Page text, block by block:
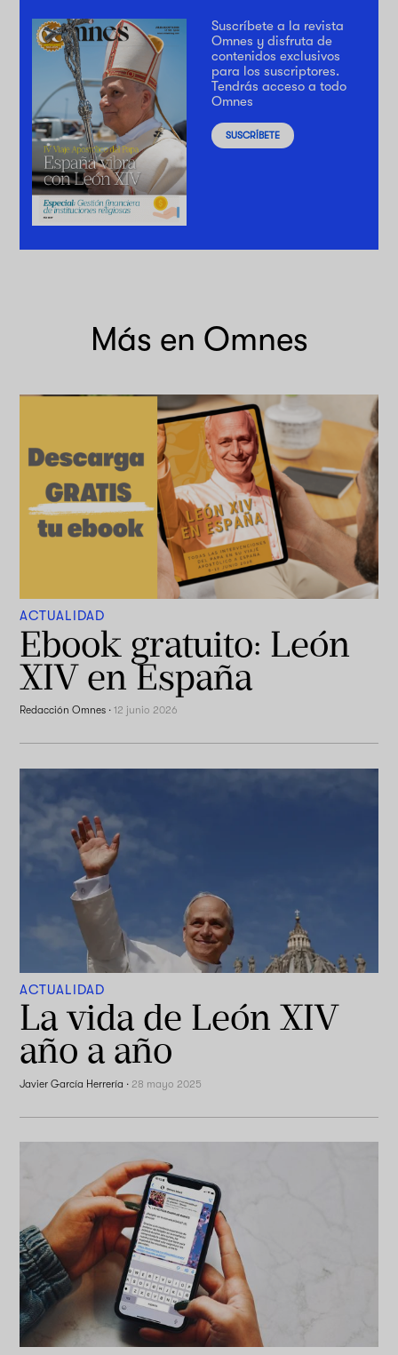
Suscríbete a la revista
Omnes y disfruta de
contenidos exclusivos
para los suscriptores.
Tendrás acceso a todo
Omnes
SUSCRÍBETE
Más en Omnes
ACTUALIDAD
Ebook gratuito: León
XIV en España
Redacción Omnes ·12 junio 2026
ACTUALIDAD
La vida de León XIV
año a año
Javier García Herrería ·28 mayo 2025